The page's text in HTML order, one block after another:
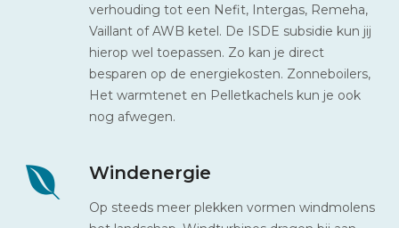
verhouding tot een Nefit, Intergas, Remeha,
Vaillant of AWB ketel. De ISDE subsidie kun jij
hierop wel toepassen. Zo kan je direct
besparen op de energiekosten. Zonneboilers,
Het warmtenet en Pelletkachels kun je ook
nog afwegen.
Windenergie
Op steeds meer plekken vormen windmolens